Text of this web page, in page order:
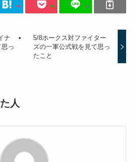
ナ
っ
5/8ホークス対ファイター
ズの一軍公式戦を見て思っ
たこと
人